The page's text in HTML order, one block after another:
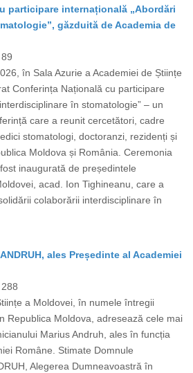
participare internațională „Abordări
găzduită de Academia de
în Sala Azurie a Academiei de Științe
Conferința Națională cu participare
în stomatologie” – un
care a reunit cercetători, cadre
stomatologi, doctoranzi, rezidenți și
Moldova și România. Ceremonia
inaugurată de președintele
acad. Ion Tighineanu, care a
colaborării interdisciplinare în
ales Președinte al Academiei
a Moldovei, în numele întregii
Republica Moldova, adresează cele mai
Marius Andruh, ales în funcția
Române. Stimate Domnule
Alegerea Dumneavoastră în